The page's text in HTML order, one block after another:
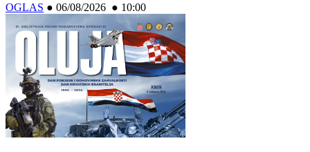
OGLAS ● 06/08/2026 ● 10:00